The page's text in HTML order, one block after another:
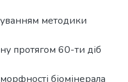
методики
протягом 60-ти діб
біомінерала